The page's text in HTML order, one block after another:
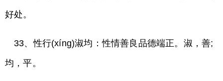
好处。
33、性行(xíng)淑均：性情善良品德端正。淑，善;
均，平。